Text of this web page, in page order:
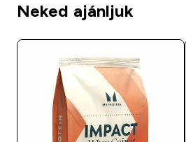
Neked ajánljuk